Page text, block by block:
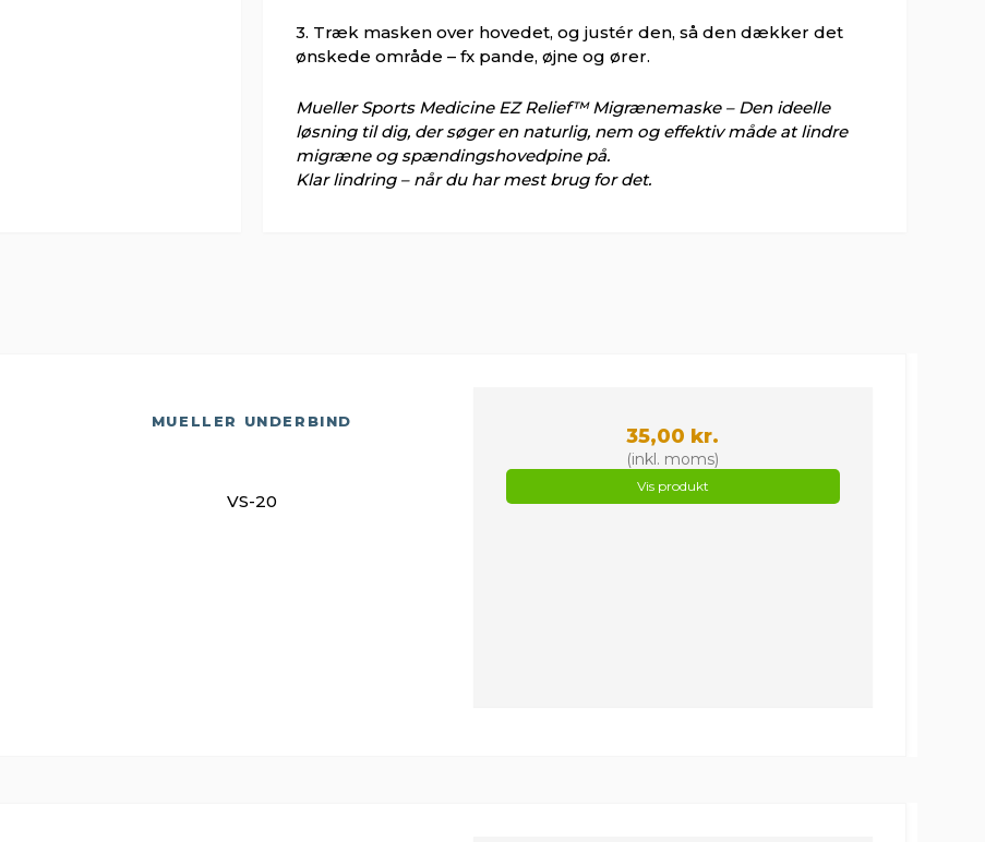
3. Træk masken over hovedet, og justér den, så den dækker det
ønskede område – fx pande, øjne og ører.
Mueller Sports Medicine EZ Relief™ Migrænemaske – Den ideelle
løsning til dig, der søger en naturlig, nem og effektiv måde at lindre
migræne og spændingshovedpine på.
Klar lindring – når du har mest brug for det.
MUELLER UNDERBIND
VS-20
35,00 kr.
(inkl. moms)
Vis produkt